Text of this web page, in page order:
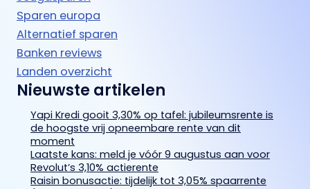
Sparen europa
Alternatief sparen
Banken reviews
Landen overzicht
Nieuwste artikelen
Yapi Kredi gooit 3,30% op tafel: jubileumsrente is
de hoogste vrij opneembare rente van dit
moment
Laatste kans: meld je vóór 9 augustus aan voor
Revolut’s 3,10% actierente
Raisin bonusactie: tijdelijk tot 3,05% spaarrente